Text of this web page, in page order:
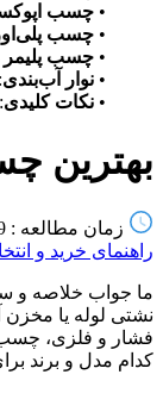
• چسب
• چسب
• چسب پلیمر
• نوار آب‌بندی
• نکات کلیدی
بهترین
زمان مطالعه : 9 دقیقه
راهنمای خرید و
ما جواب خلاصه و
نشتی لوله یا
فشار و فلزی، چسب
کدام مدل و برند